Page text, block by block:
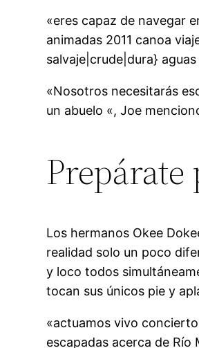
«eres capaz de navegar
animadas 2011 canoa
salvaje|crude|dura}
«Nosotros necesitarás
un abuelo «, Joe
Los hermanos Okee
realidad solo un poco
y loco todos
tocan sus únicos pie y
«actuamos vivo
escapadas acerca de